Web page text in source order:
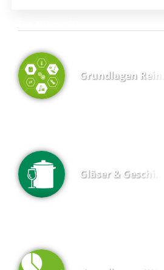
Grundlagen Rein…
Gläser & Geschi…